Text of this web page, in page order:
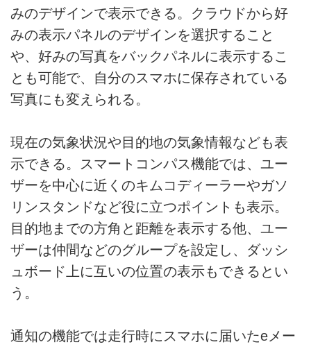
みのデザインで表示できる。クラウドから好
みの表示パネルのデザインを選択すること
や、好みの写真をバックパネルに表示するこ
とも可能で、自分のスマホに保存されている
写真にも変えられる。
現在の気象状況や目的地の気象情報なども表
示できる。スマートコンパス機能では、ユー
ザーを中心に近くのキムコディーラーやガソ
リンスタンドなど役に立つポイントも表示。
目的地までの方角と距離を表示する他、ユー
ザーは仲間などのグループを設定し、ダッシ
ュボード上に互いの位置の表示もできるとい
う。
通知の機能では走行時にスマホに届いたeメー